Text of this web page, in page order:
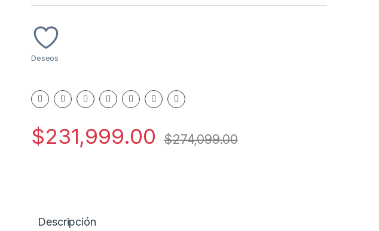
Deseos
$231,999.00 $274,099.00
Descripción